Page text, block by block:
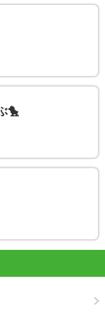
🐤